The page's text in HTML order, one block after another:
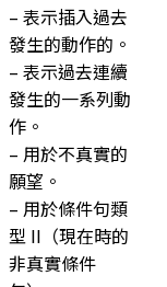
– 表示插入過去
發生的動作的。
– 表示過去連續
發生的一系列動
作。
– 用於不真實的
願望。
– 用於條件句類
型 II（現在時的
非真實條件